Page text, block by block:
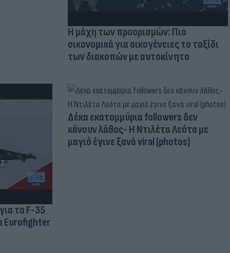
Η μάχη των προορισμών: Πιο
οικονομικά για οικογένειες το ταξίδι
των διακοπών με αυτοκίνητο
τα F-35
Eurofighter
Δέκα εκατομμύρια followers δεν
κάνουν λάθος- Η Ντιλέτα Λεότα με
μαγιό έγινε ξανά viral (photos)